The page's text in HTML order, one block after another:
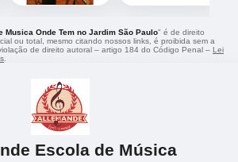
Musica Onde Tem no Jardim São Paulo" é de direito
ou total, mesmo citando nossos links, é proibida sem a
de direito autoral – artigo 184 do Código Penal – Lei
Escola de Música